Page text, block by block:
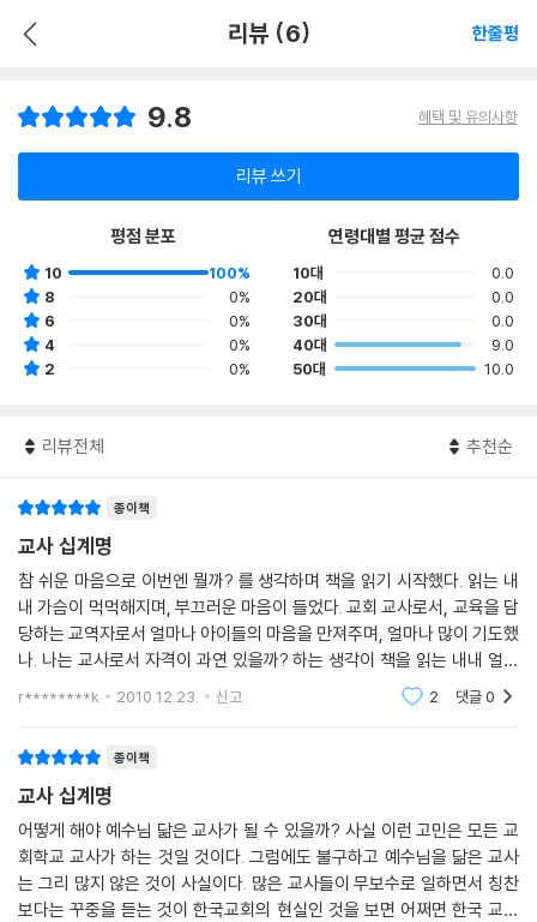
리뷰 (6) 한줄평
9.8 혜택 및 유의사항
리뷰 쓰기
평점 분포
10
100%
8
0%
6
0%
4
0%
2
0%
연령대별 평균 점수
10대
0.0
20대
0.0
30대
0.0
40대
9.0
50대
10.0
리뷰전체 추천순
종이책
교사 십계명
참 쉬운 마음으로 이번엔 뭘까? 를 생각하며 책을 읽기 시작했다. 읽는 내
내 가슴이 먹먹해지며, 부끄러운 마음이 들었다. 교회 교사로서, 교육을 담
당하는 교역자로서 얼마나 아이들의 마음을 만져주며, 얼마나 많이 기도했
나. 나는 교사로서 자격이 과연 있을까? 하는 생각이 책을 읽는 내내 얼마
나 들었는지 모른다. 일년에 한 번 씩 교사대학을 진행해 오면서, 그들의 노
r********k 2010.12.23. 신고 2 댓글0
종이책
교사 십계명
어떻게 해야 예수님 닮은 교사가 될 수 있을까? 사실 이런 고민은 모든 교
회학교 교사가 하는 것일 것이다. 그럼에도 불구하고 예수님을 닮은 교사
는 그리 많지 않은 것이 사실이다. 많은 교사들이 무보수로 일하면서 칭찬
보다는 꾸중을 듣는 것이 한국교회의 현실인 것을 보면 어쩌면 한국 교회